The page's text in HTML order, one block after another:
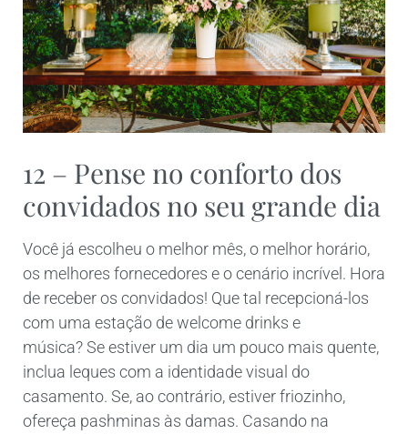
12 – Pense no conforto dos
convidados no seu grande dia
Você já escolheu o melhor mês, o melhor horário,
os melhores fornecedores e o cenário incrível. Hora
de receber os convidados! Que tal recepcioná-los
com uma estação de welcome drinks e
música? Se estiver um dia um pouco mais quente,
inclua leques com a identidade visual do
casamento. Se, ao contrário, estiver friozinho,
ofereça pashminas às damas. Casando na